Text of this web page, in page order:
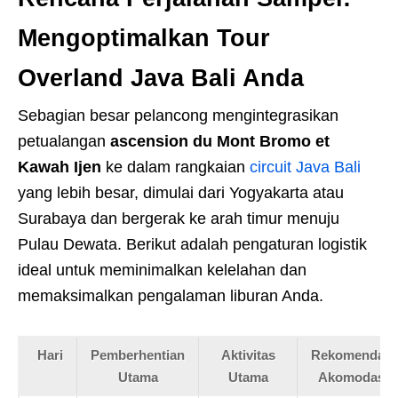
Mengoptimalkan Tour
Overland Java Bali Anda
Sebagian besar pelancong mengintegrasikan
petualangan ascension du Mont Bromo et
Kawah Ijen ke dalam rangkaian circuit Java Bali
yang lebih besar, dimulai dari Yogyakarta atau
Surabaya dan bergerak ke arah timur menuju
Pulau Dewata. Berikut adalah pengaturan logistik
ideal untuk meminimalkan kelelahan dan
memaksimalkan pengalaman liburan Anda.
Hari
Pemberhentian
Utama
Aktivitas
Utama
Rekomendasi
Akomodasi